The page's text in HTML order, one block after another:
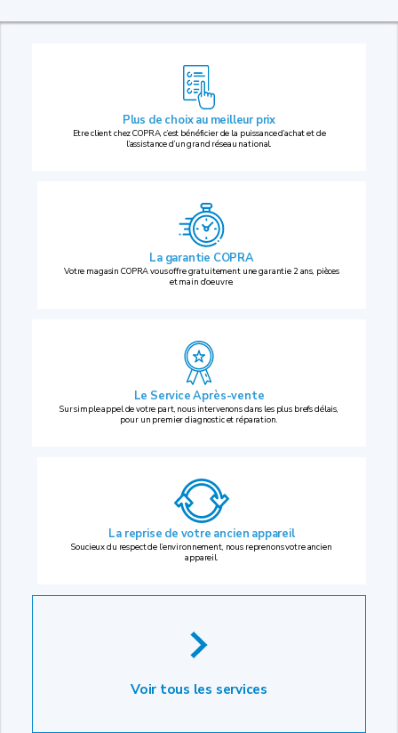
Plus de choix au meilleur prix
Etre client chez COPRA, c’est bénéficier de la puissance d’achat et de
l’assistance d’un grand réseau national.
La garantie COPRA
Votre magasin COPRA vous offre gratuitement une garantie 2 ans, pièces
et main d’oeuvre.
Le Service Après-vente
Sur simple appel de votre part, nous intervenons dans les plus brefs délais,
pour un premier diagnostic et réparation.
La reprise de votre ancien appareil
Soucieux du respect de l’environnement, nous reprenons votre ancien
appareil.
Voir tous les services